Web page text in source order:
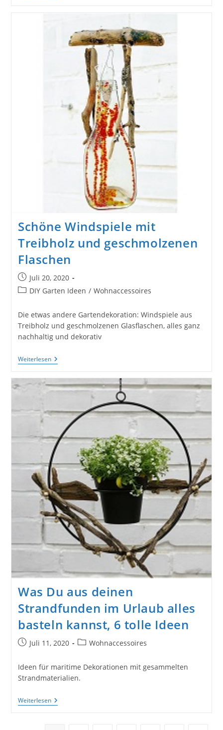
Urlaubs-
Strand-
Schätze
Verwenden?
Und
Treibholz
Schöne Windspiele mit
Treibholz und geschmolzenen
Flaschen
Beitrag
veröffentlicht:
Juli 20, 2020
Beitrags-
DIY Garten Ideen / Wohnaccessoires
Die etwas andere Gartendekoration: Windspiele aus
Treibholz und geschmolzenen Glasflaschen, alles ganz
nachhaltig und dekorativ
WeiterlesenSchöne
Windspiele
Treibholz
Und
Geschmolzenen
Was Du aus deinen
Strandfunden im Urlaub alles
basteln kannst, 6 tolle Ideen
BeitragJuli 11, 2020
Beitrags-
Wohnaccessoires
Ideen für maritime Dekorationen mit gesammelten
Strandmaterialien.
WeiterlesenWas
Du